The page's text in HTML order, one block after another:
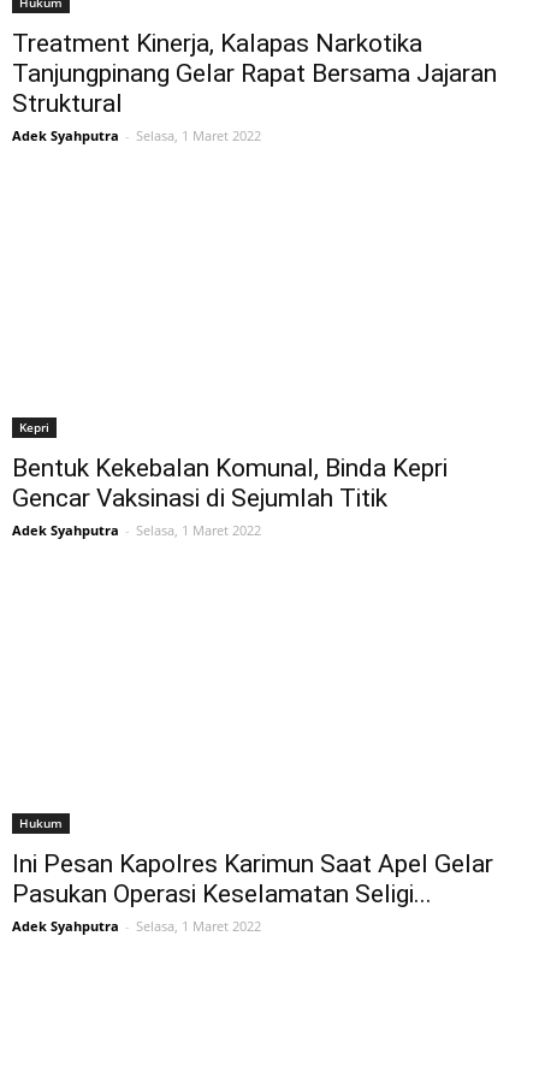
Treatment Kinerja, Kalapas Narkotika
Tanjungpinang Gelar Rapat Bersama Jajaran
Struktural
Adek Syahputra - Selasa, 1 Maret 2022
Kepri
Bentuk Kekebalan Komunal, Binda Kepri
Gencar Vaksinasi di Sejumlah Titik
Adek Syahputra - Selasa, 1 Maret 2022
Hukum
Ini Pesan Kapolres Karimun Saat Apel Gelar
Pasukan Operasi Keselamatan Seligi...
Adek Syahputra - Selasa, 1 Maret 2022